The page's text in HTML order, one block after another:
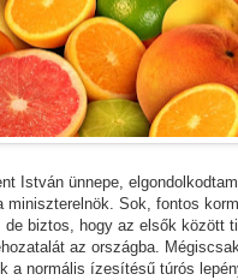
István ünnepe,
miniszterelnök. Sok, fontos
de biztos, hogy az elsők között
az országba.
a normális ízesítésű túrós